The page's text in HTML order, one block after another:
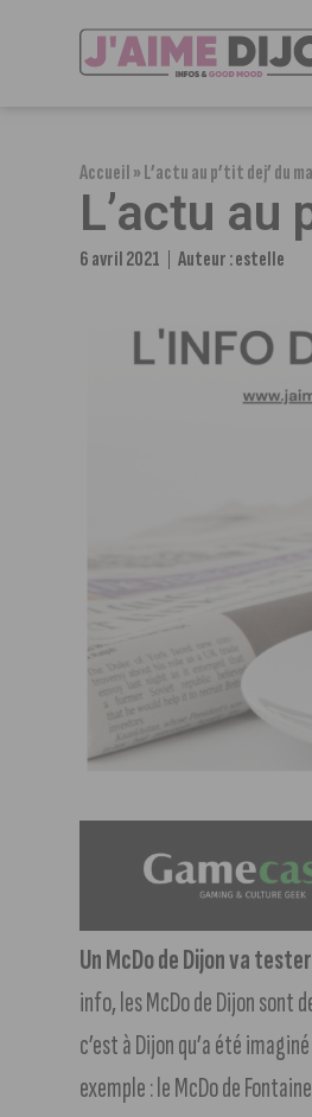
Accueil»L’actu au p’tit dej’ du
L’actu au
6 avril 2021 Auteur :estelle
Un McDo de Dijon va
info, les McDo de Dijon sont
c’est à Dijon qu’a été
exemple : le McDo de